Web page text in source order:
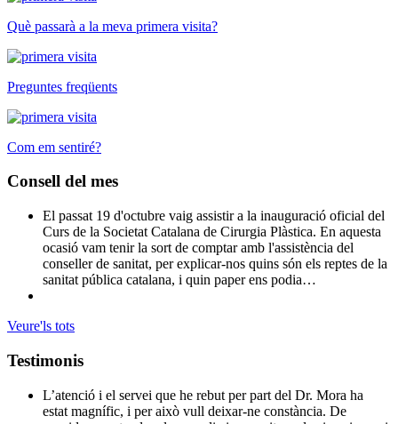
Què passarà a la meva primera visita?
Preguntes freqüents
Com em sentiré?
Consell del mes
El passat 19 d'octubre vaig assistir a la inauguració oficial del
Curs de la Societat Catalana de Cirurgia Plàstica. En aquesta
ocasió vam tenir la sort de comptar amb l'assistència del
conseller de sanitat, per explicar-nos quins són els reptes de la
sanitat pública catalana, i quin paper ens podia…
Veure'ls tots
Testimonis
L’atenció i el servei que he rebut per part del Dr. Mora ha
estat magnífic, i per això vull deixar-ne constància. De